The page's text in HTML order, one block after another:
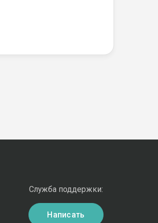
Служба поддержки:
Написать